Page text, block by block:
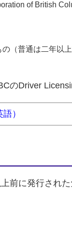
of British
（普通は二年以
のDriver
）
前に発行され